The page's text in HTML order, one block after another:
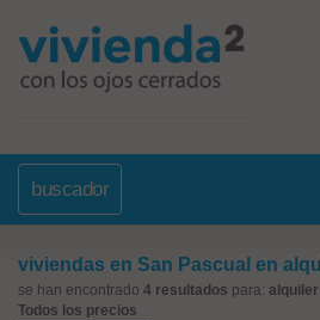
buscador
viviendas en San Pascual en
se han encontrado 4 resultados para: alquiler
Todos los precios